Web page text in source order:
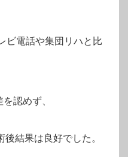
ビ電話や集団リハと比
認めず、
結果は良好でした。